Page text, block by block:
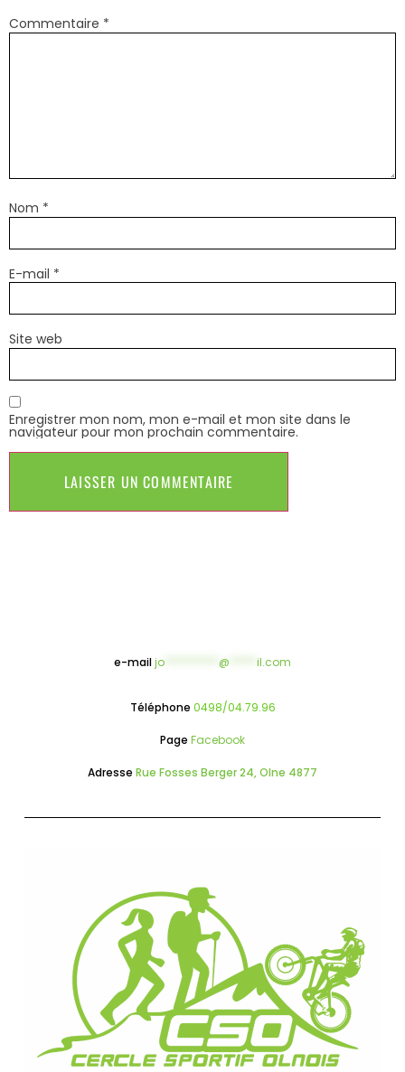
Commentaire *
Nom *
E-mail *
Site web
Enregistrer mon nom, mon e-mail et mon site dans le
navigateur pour mon prochain commentaire.
e-mailjo @ il.com
Téléphone 0498/04.79.96
Page Facebook
Adresse Rue Fosses Berger 24, Olne 4877